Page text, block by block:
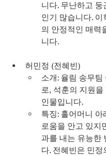
니다. 무난하고 둥
인기 많습니다. 이
의 안정적인 매력
니다.
허민정 (전혜빈)
소개: 율림 송무팀
로, 석훈의 지원
인물입니다.
특징: 홀어머니 아
로움을 안고 있지
과를 내는 유능한
다. 전혜빈은 민정